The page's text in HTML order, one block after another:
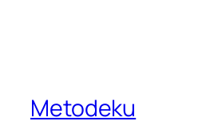
Metodeku